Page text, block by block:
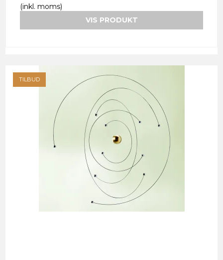
(inkl. moms)
VIS PRODUKT
TILBUD